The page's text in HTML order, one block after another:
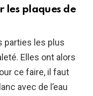
les plaques de
parties les plus
Elles ont alors
ce faire, il faut
avec de l’eau